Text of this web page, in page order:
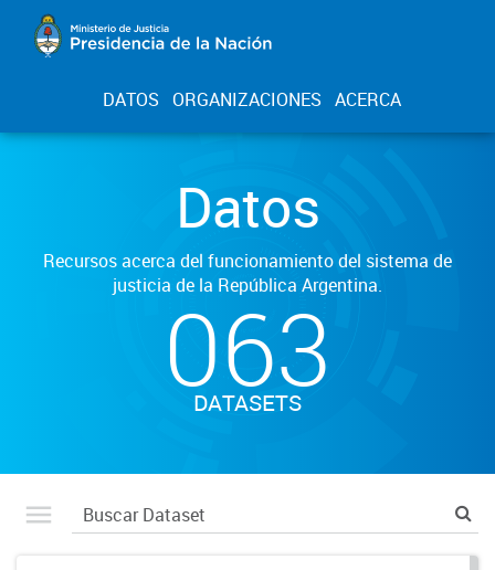
DATOS ORGANIZACIONES ACERCA
Datos
Recursos acerca del funcionamiento del sistema de
justicia de la República Argentina.
063
DATASETS